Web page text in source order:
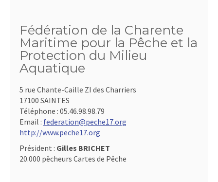
Fédération de la Charente
Maritime pour la Pêche et la
Protection du Milieu
Aquatique
5 rue Chante-Caille ZI des Charriers
17100 SAINTES
Téléphone : 05.46.98.98.79
Email : federation@peche17.org
http://www.peche17.org
Président : Gilles BRICHET
20.000 pêcheurs Cartes de Pêche